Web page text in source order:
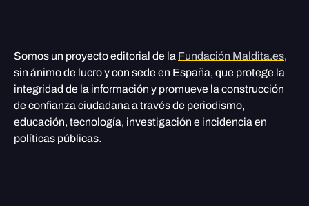
Somos un proyecto editorial de la Fundación Maldita.es,
sin ánimo de lucro y con sede en España, que protege la
integridad de la información y promueve la construcción
de confianza ciudadana a través de periodismo,
educación, tecnología, investigación e incidencia en
políticas públicas.